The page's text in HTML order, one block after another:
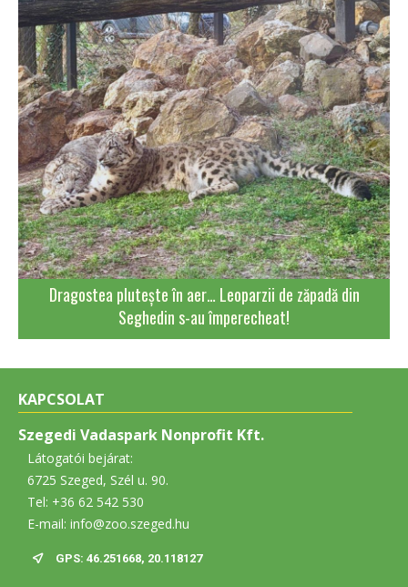
Dragostea plutește în aer… Leoparzii de zăpadă din
Seghedin s-au împerecheat!
KAPCSOLAT
Szegedi Vadaspark Nonprofit Kft.
Látogatói bejárat:
6725 Szeged, Szél u. 90.
Tel: +36 62 542 530
E-mail: info@zoo.szeged.hu
GPS: 46.251668, 20.118127